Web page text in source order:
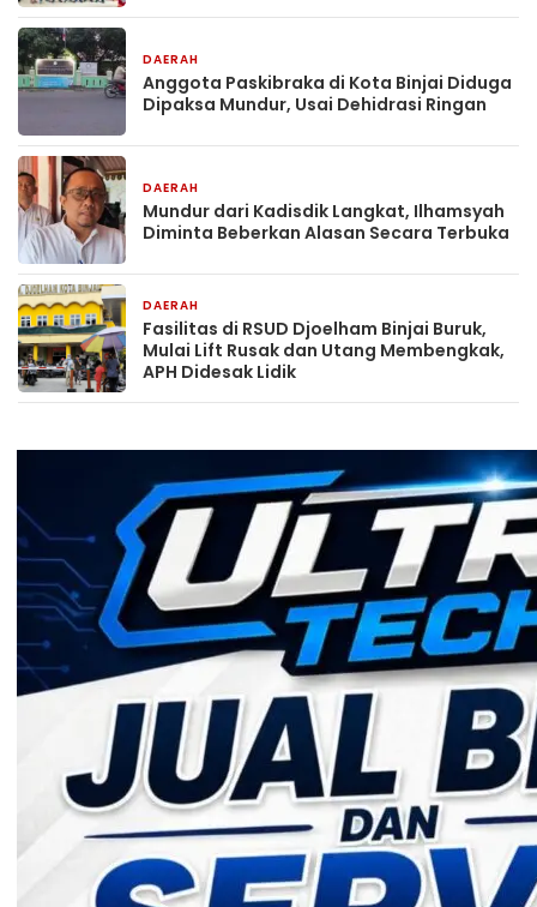
DAERAH
Anggota Paskibraka di Kota Binjai Diduga
Dipaksa Mundur, Usai Dehidrasi Ringan
DAERAH
Mundur dari Kadisdik Langkat, Ilhamsyah
Diminta Beberkan Alasan Secara Terbuka
DAERAH
Fasilitas di RSUD Djoelham Binjai Buruk,
Mulai Lift Rusak dan Utang Membengkak,
APH Didesak Lidik